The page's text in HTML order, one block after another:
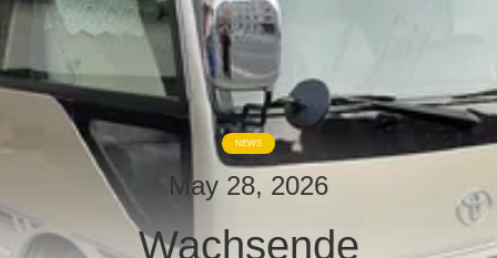
FABRIK-
AUSFLUG
QUALITÄTSKONTROLLE
TRETEN
SIE
NEWS
May 28, 2026
Wachsende